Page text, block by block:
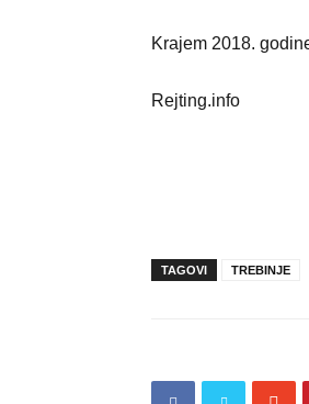
Krajem 2018.
Rejting.info
TAGOVI TREBINJE